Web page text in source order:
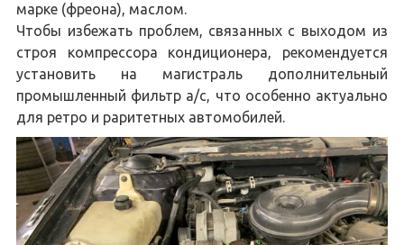
марке (фреона), маслом.
Чтобы избежать проблем, связанных с выходом из
строя компрессора кондиционера, рекомендуется
установить на магистраль дополнительный
промышленный фильтр a/c, что особенно актуально
для ретро и раритетных автомобилей.